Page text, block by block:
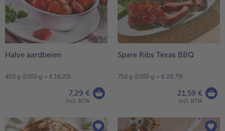
Halve aardbeien
450 g (1000 g = € 16,20)
7,29 €
incl. BTW
Spare Ribs Texas BBQ
750 g (1000 g = € 28,79)
21,59 €
incl. BTW